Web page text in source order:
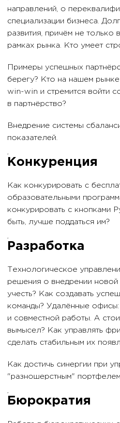
направлений, о
специализации бизнеса.
развития, причём не только
рамках рынка. Кто умеет
Примеры успешных
берегу? Кто на нашем
win-win и стремится войти
в партнёрство?
Внедрение системы
показателей.
Конкуренция
Как конкурировать с
образовательными
конкурировать с кнопками
быть, лучше поддаться им?
Разработка
Технологическое
решения о внедрении новой
учесть? Как создавать
команды? Удалённые офисы:
и совместной работы. А
вымысел? Как управлять
сделать стабильным их
Как достичь синергии при
"разношерстным"
Бюрократия